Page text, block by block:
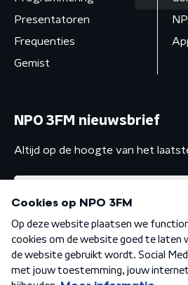
Presentatoren
Frequenties
Gemist
NPO 3FM nieuwsbrief
Altijd op de hoogte van het
Algemene voorwaarden